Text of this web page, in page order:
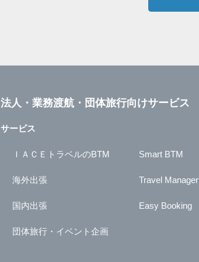
法人・業務渡航・団体旅行向けサービス
サービス
ＩＡＣＥトラベルのBTM
海外出張
国内出張
団体旅行・イベント企画
Smart BTM
Travel Manager
Easy Booking